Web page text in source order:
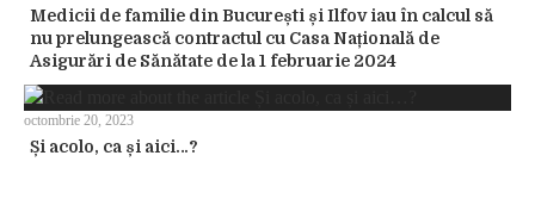
Medicii de familie din București și Ilfov iau în calcul să
nu prelungească contractul cu Casa Națională de
Asigurări de Sănătate de la 1 februarie 2024
Și acolo, ca și aici…?
octombrie 20, 2023